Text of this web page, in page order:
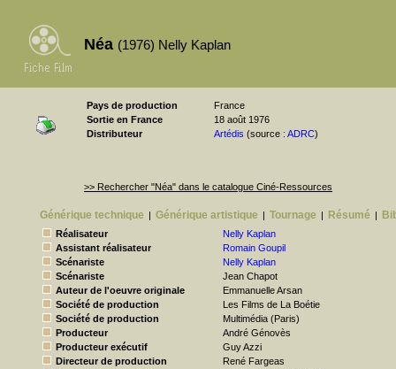
Néa (1976) Nelly Kaplan
Pays de production
France
Sortie en France
18 août 1976
Distributeur
Artédis (source : ADRC)
>> Rechercher "Néa" dans le catalogue Ciné-Ressources
Générique technique | Générique artistique | Tournage | Résumé |
Réalisateur
Nelly Kaplan
Assistant réalisateur
Romain Goupil
Scénariste
Nelly Kaplan
Scénariste
Jean Chapot
Auteur de l'oeuvre originale
Emmanuelle Arsan
Société de production
Les Films de La Boétie
Société de production
Multimédia (Paris)
Producteur
André Génovès
Producteur exécutif
Guy Azzi
Directeur de production
René Fargeas